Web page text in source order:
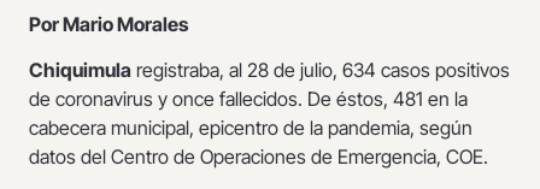
Por Mario Morales
Chiquimula registraba, al 28 de julio, 634 casos positivos
de coronavirus y once fallecidos. De éstos, 481 en la
cabecera municipal, epicentro de la pandemia, según
datos del Centro de Operaciones de Emergencia, COE.